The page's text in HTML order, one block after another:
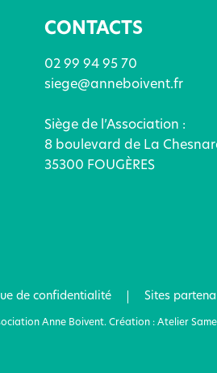
CONTACTS
02 99 94 95 70
siege@anneboivent.fr
Siège de l’Association :
8 boulevard de La
35300 FOUGÈRES
de confidentialité Sites
Anne Boivent. Création : Atelier